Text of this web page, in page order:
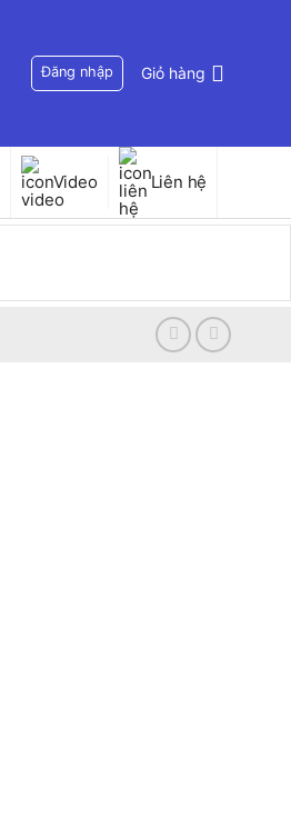
Đăng nhập Giỏ hàng
Video Liên hệ